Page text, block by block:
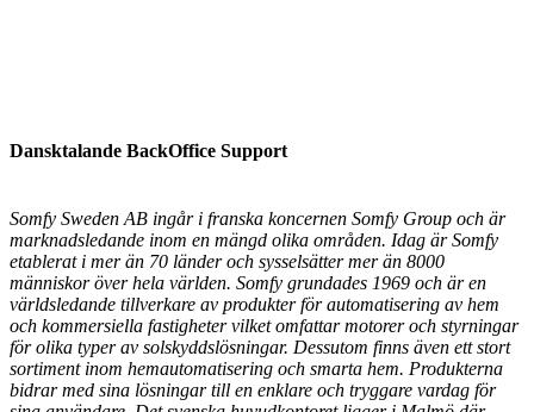
Dansktalande BackOffice Support
Somfy Sweden AB ingår i franska koncernen Somfy Group och är
marknadsledande inom en mängd olika områden. Idag är Somfy
etablerat i mer än 70 länder och sysselsätter mer än 8000
människor över hela världen. Somfy grundades 1969 och är en
världsledande tillverkare av produkter för automatisering av hem
och kommersiella fastigheter vilket omfattar motorer och styrningar
för olika typer av solskyddslösningar. Dessutom finns även ett stort
sortiment inom hemautomatisering och smarta hem. Produkterna
bidrar med sina lösningar till en enklare och tryggare vardag för